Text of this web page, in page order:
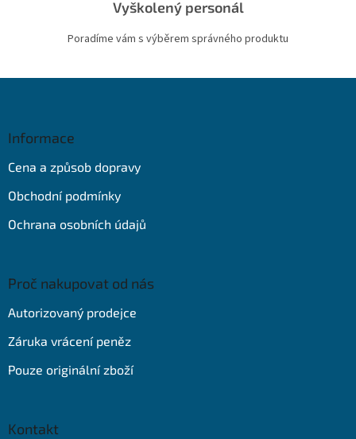
Vyškolený personál
Poradíme vám s výběrem správného produktu
Informace
Cena a způsob dopravy
Obchodní podmínky
Ochrana osobních údajů
Proč nakupovat od nás
Autorizovaný prodejce
Záruka vrácení peněz
Pouze originální zboží
Kontakt